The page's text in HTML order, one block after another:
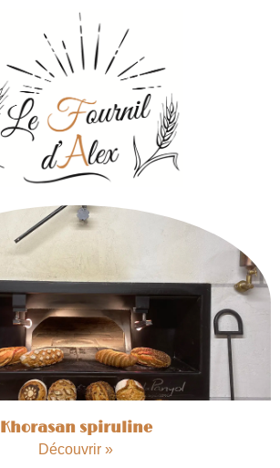
Khorasan spiruline
Découvrir »